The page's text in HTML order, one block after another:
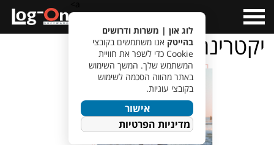
Menu
יקטרינה
לוג און | משרות ודרושים
בהייטק אנו משתמשים בקובצי
Cookie כדי לשפר את חוויית
המשתמש שלך. המשך השימוש
באתר מהווה הסכמה לשימוש
בקובצי עוגיות.
אישור
מדיניות הפרטיות